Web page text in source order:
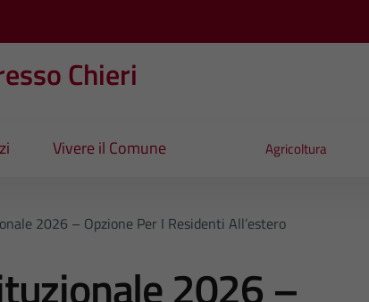
Chieri
Vivere il Comune Agricoltura
2026 – Opzione Per I Residenti All’estero